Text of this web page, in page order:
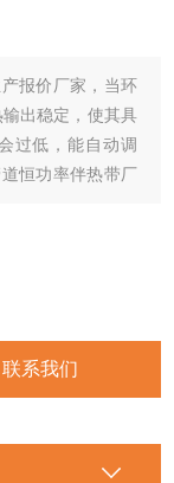
报价厂家，当环
出稳定，使其具
过低，能自动调
恒功率伴热带厂
联系我们